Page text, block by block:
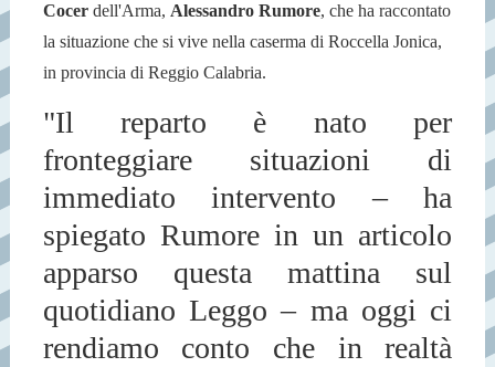
Cocerdell'Arma, Alessandro Rumore, che ha raccontato
la situazione che si vive nella caserma di Roccella Jonica,
in provincia di Reggio Calabria.
"Il reparto è nato per
fronteggiare situazioni di
immediato intervento – ha
spiegato Rumore in un articolo
apparso questa mattina sul
quotidiano Leggo – ma oggi ci
rendiamo conto che in realtà